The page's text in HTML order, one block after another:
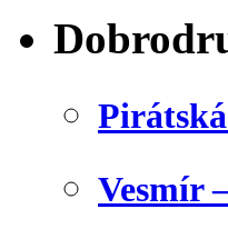
Vesmír